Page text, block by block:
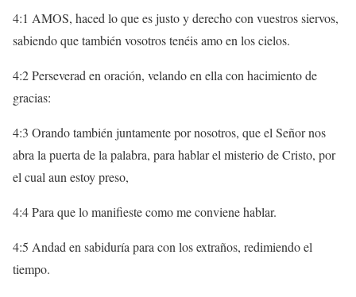
4:1 AMOS, haced lo que es justo y derecho con vuestros siervos,
sabiendo que también vosotros tenéis amo en los cielos.
4:2 Perseverad en oración, velando en ella con hacimiento de
gracias:
4:3 Orando también juntamente por nosotros, que el Señor nos
abra la puerta de la palabra, para hablar el misterio de Cristo, por
el cual aun estoy preso,
4:4 Para que lo manifieste como me conviene hablar.
4:5 Andad en sabiduría para con los extraños, redimiendo el
tiempo.